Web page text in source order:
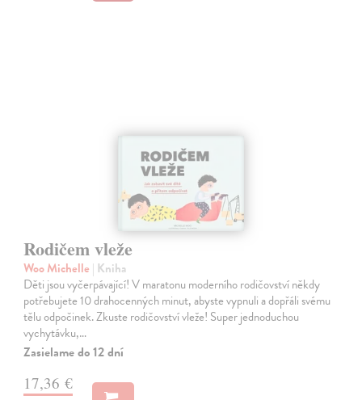
Rodičem vleže
Woo Michelle | Kniha
Děti jsou vyčerpávající! V maratonu moderního rodičovství někdy
potřebujete 10 drahocenných minut, abyste vypnuli a dopřáli svému
tělu odpočinek. Zkuste rodičovství vleže! Super jednoduchou
vychytávku,…
Zasielame do 12 dní
17,36 €